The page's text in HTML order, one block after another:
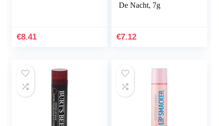
€8.41
De Nacht, 7g
€7.12